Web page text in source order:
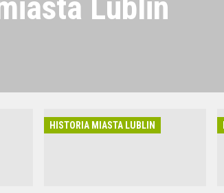
Lublin
opisujące ważne
które ukształtowały to
HISTORIA MIASTA LUBLIN